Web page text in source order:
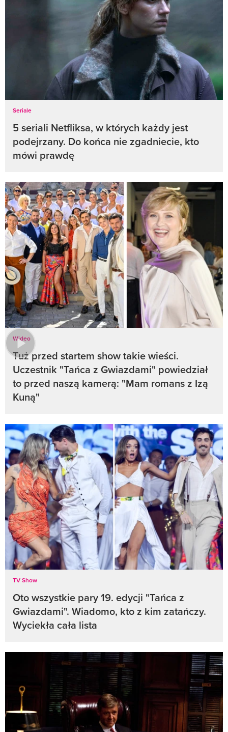
Seriale
5 seriali Netfliksa, w których każdy jest
podejrzany. Do końca nie zgadniecie, kto
mówi prawdę
Wideo
Tuż przed startem show takie wieści.
Uczestnik "Tańca z Gwiazdami" powiedział
to przed naszą kamerą: "Mam romans z Izą
Kuną"
TV Show
Oto wszystkie pary 19. edycji "Tańca z
Gwiazdami". Wiadomo, kto z kim zatańczy.
Wyciekła cała lista